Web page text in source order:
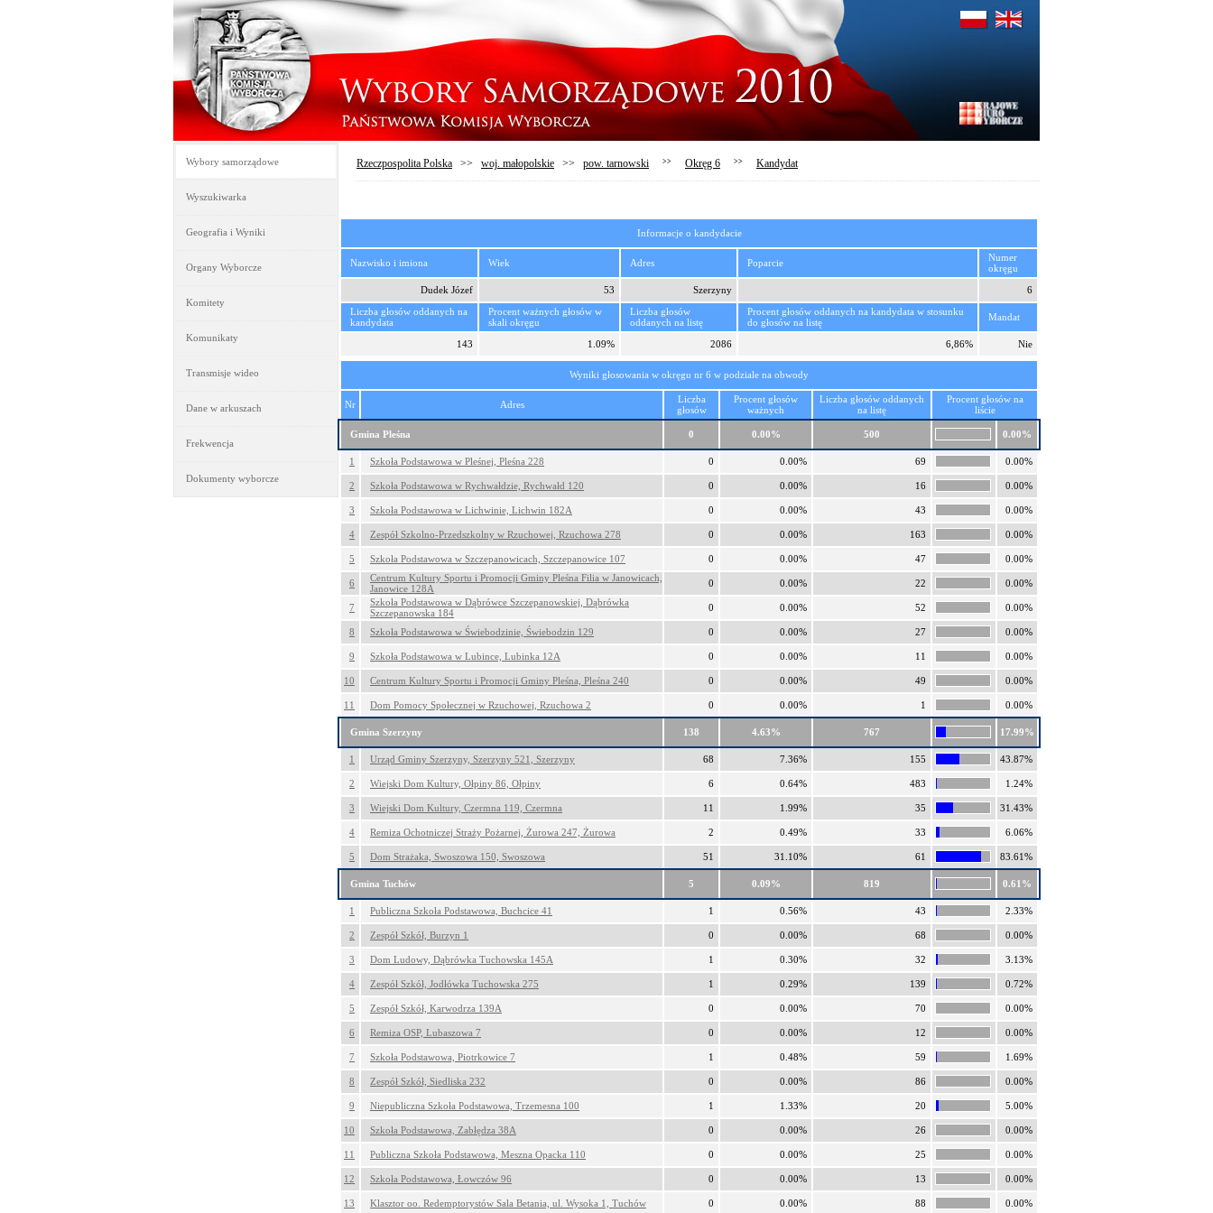
Wybory samorządowe
Wyszukiwarka
Geografia i Wyniki
Organy Wyborcze
Komitety
Komunikaty
Transmisje wideo
Dane w arkuszach
Frekwencja
Dokumenty wyborcze
Rzeczpospolita Polska >> woj. małopolskie >> pow. tarnowski >> Okręg 6 >> Kandydat
Informacje o kandydacie
Nazwisko i imiona Wiek Adres Poparcie
Numer
okręgu
Dudek Józef
53 Szerzyny
6
Liczba głosów oddanych na
kandydata
Procent ważnych głosów w
skali okręgu
Liczba głosów
oddanych na listę
Procent głosów oddanych na kandydata w stosunku
do głosów na listę
Mandat
143 1.09% 2086 6,86% Nie
Wyniki głosowania w okręgu nr 6 w podziale na obwody
Nr Adres
Liczba
głosów
Procent głosów
ważnych
Liczba głosów oddanych
na listę
Procent głosów na
liście
Gmina Pleśna 0 0.00% 500 0.00%
1 Szkoła Podstawowa w Pleśnej, Pleśna 228 0 0.00% 69 0.00%
2 Szkoła Podstawowa w Rychwałdzie, Rychwałd 120 0 0.00% 16 0.00%
3 Szkoła Podstawowa w Lichwinie, Lichwin 182A 0 0.00% 43 0.00%
4 Zespół Szkolno-Przedszkolny w Rzuchowej, Rzuchowa 278 0 0.00% 163 0.00%
5 Szkoła Podstawowa w Szczepanowicach, Szczepanowice 107 0 0.00% 47 0.00%
6
Centrum Kultury Sportu i Promocji Gminy Pleśna Filia w Janowicach,
Janowice 128A
0 0.00% 22 0.00%
7
Szkoła Podstawowa w Dąbrówce Szczepanowskiej, Dąbrówka
Szczepanowska 184
0 0.00% 52 0.00%
8 Szkoła Podstawowa w Świebodzinie, Świebodzin 129 0 0.00% 27 0.00%
9 Szkoła Podstawowa w Lubince, Lubinka 12A 0 0.00% 11 0.00%
10 Centrum Kultury Sportu i Promocji Gminy Pleśna, Pleśna 240 0 0.00% 49 0.00%
11 Dom Pomocy Społecznej w Rzuchowej, Rzuchowa 2 0 0.00% 1 0.00%
Gmina Szerzyny 138 4.63% 767 17.99%
1 Urząd Gminy Szerzyny, Szerzyny 521, Szerzyny 68 7.36% 155 43.87%
2 Wiejski Dom Kultury, Ołpiny 86, Ołpiny 6 0.64% 483 1.24%
3 Wiejski Dom Kultury, Czermna 119, Czermna 11 1.99% 35 31.43%
4 Remiza Ochotniczej Straży Pożarnej, Żurowa 247, Żurowa 2 0.49% 33 6.06%
5 Dom Strażaka, Swoszowa 150, Swoszowa 51 31.10% 61 83.61%
Gmina Tuchów 5 0.09% 819 0.61%
1 Publiczna Szkoła Podstawowa, Buchcice 41 1 0.56% 43 2.33%
2 Zespół Szkół, Burzyn 1 0 0.00% 68 0.00%
3 Dom Ludowy, Dąbrówka Tuchowska 145A 1 0.30% 32 3.13%
4 Zespół Szkół, Jodłówka Tuchowska 275 1 0.29% 139 0.72%
5 Zespół Szkół, Karwodrza 139A 0 0.00% 70 0.00%
6 Remiza OSP, Lubaszowa 7 0 0.00% 12 0.00%
7 Szkoła Podstawowa, Piotrkowice 7 1 0.48% 59 1.69%
8 Zespół Szkół, Siedliska 232 0 0.00% 86 0.00%
9 Niepubliczna Szkoła Podstawowa, Trzemesna 100 1 1.33% 20 5.00%
10 Szkoła Podstawowa, Zabłędza 38A 0 0.00% 26 0.00%
11 Publiczna Szkoła Podstawowa, Meszna Opacka 110 0 0.00% 25 0.00%
12 Szkoła Podstawowa, Łowczów 96 0 0.00% 13 0.00%
13 Klasztor oo. Redemptorystów Sala Betania, ul. Wysoka 1, Tuchów 0 0.00% 88 0.00%